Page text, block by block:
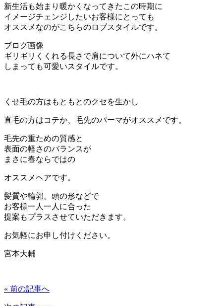
新生活も始まり暖かくなってきたこの時期に
イメージチェンジしたいお客様にとっても
オススメなのがこちらのロブスタイルです。
ブログ画像
ギリギリくくれる長さで肩について外にハネて
しまっても可愛いスタイルです。
くせ毛の方はもともとのクセを生かし
直毛の方はコテか、毛先のパーマがオススメです。
毛先の重ための質感と
表面の軽さのバランスが
まさに春ならではの
オススメヘアです。
髪質や輪郭。頭の形などで
お客様一人一人に合った
提案もプラスさせていただきます。
お気軽にお申し付けください。
宮本大輔
« 前の記事へ